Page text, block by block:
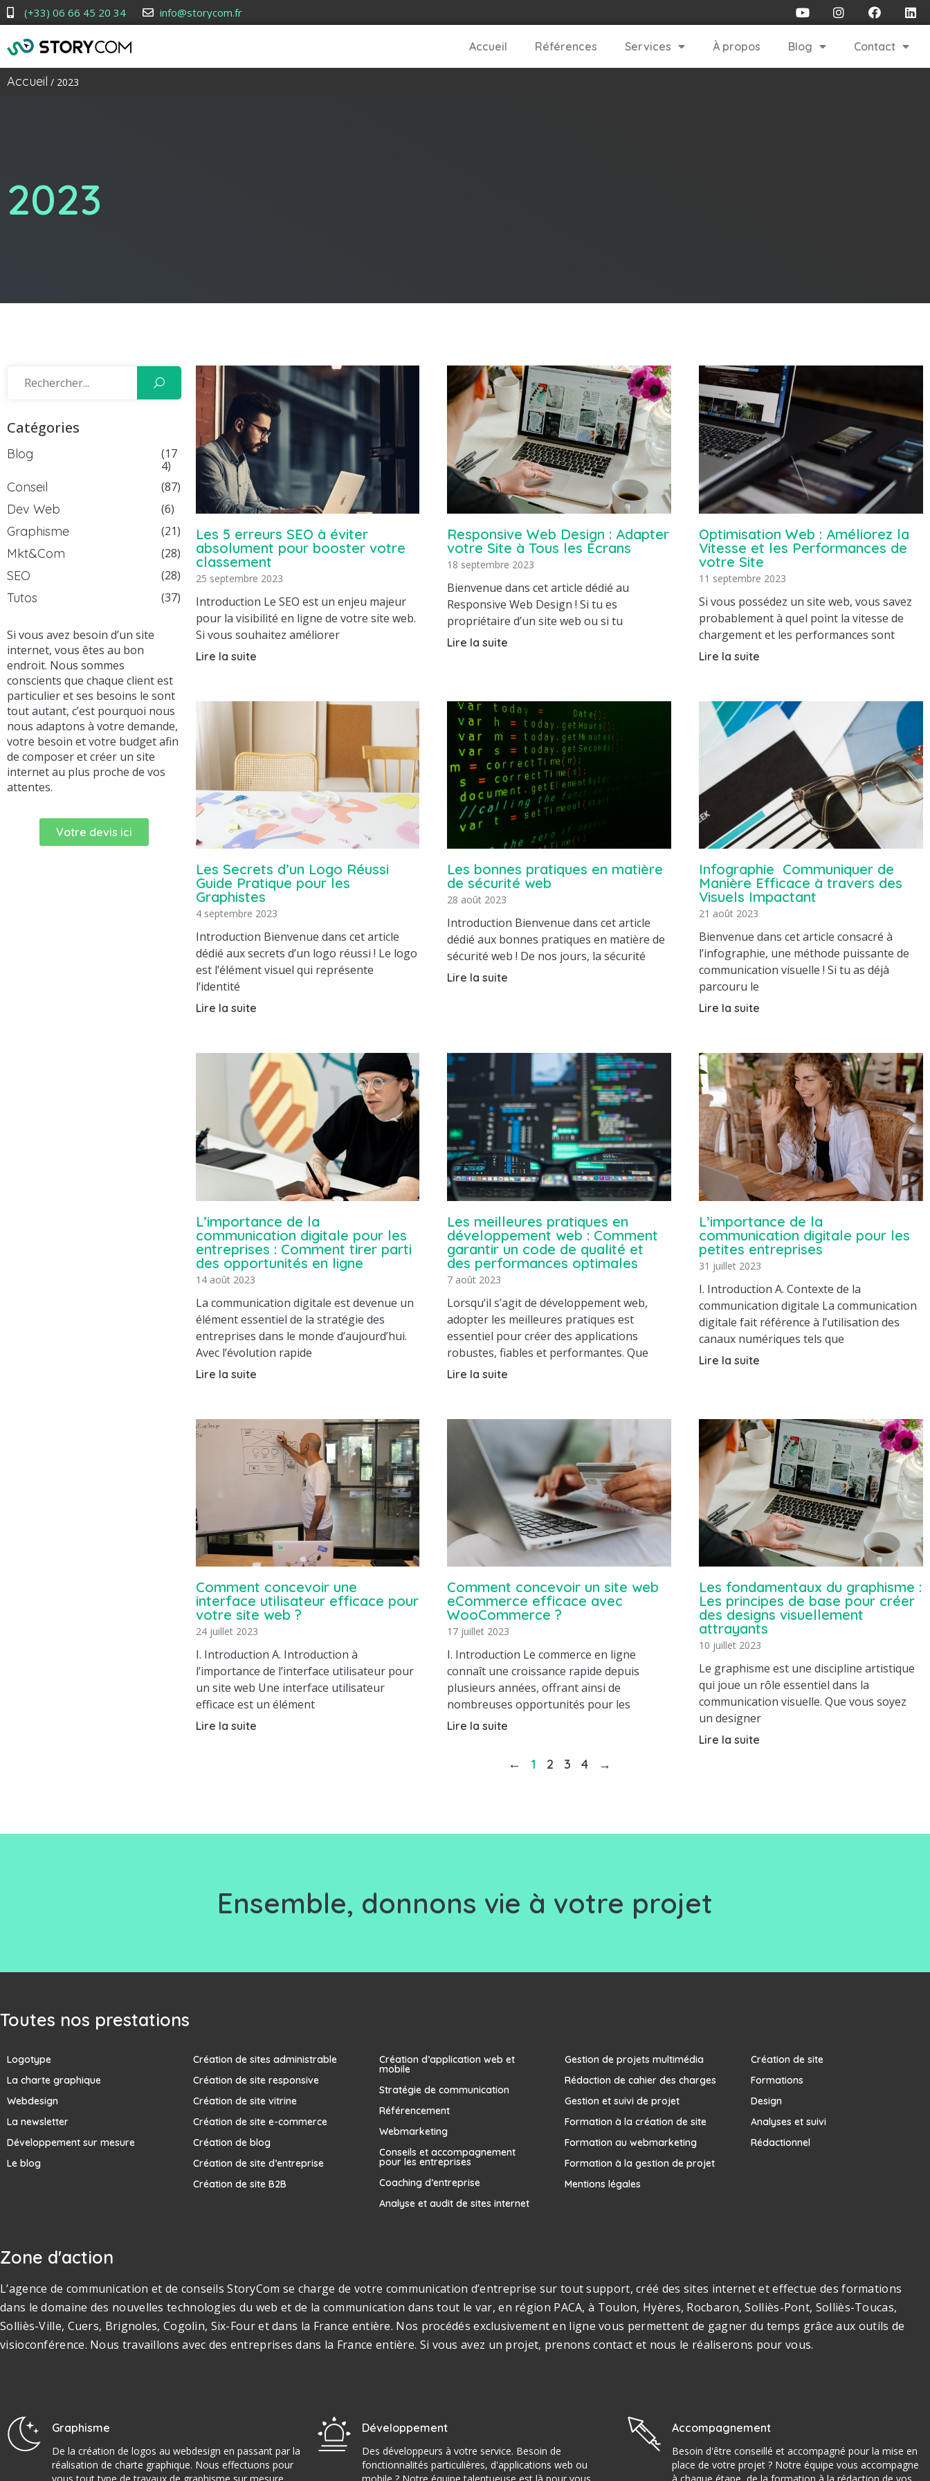
(+33) 06 66 45 20 34 info@storycom.fr
Accueil Références Services À propos Blog Contact
Accueil / 2023
2023
Catégories
Blog
(17
4)
Conseil (87)
Dev Web (6)
Graphisme (21)
Mkt&Com (28)
SEO (28)
Tutos (37)
Si vous avez besoin d’un site
internet, vous êtes au bon
endroit. Nous sommes
conscients que chaque client est
particulier et ses besoins le sont
tout autant, c’est pourquoi nous
nous adaptons à votre demande,
votre besoin et votre budget afin
de composer et créer un site
internet au plus proche de vos
attentes.
Votre devis ici
Les 5 erreurs SEO à éviter
absolument pour booster votre
classement
25 septembre 2023
Introduction Le SEO est un enjeu majeur
pour la visibilité en ligne de votre site web.
Si vous souhaitez améliorer
Lire la suite
Responsive Web Design : Adapter
votre Site à Tous les Écrans
18 septembre 2023
Bienvenue dans cet article dédié au
Responsive Web Design ! Si tu es
propriétaire d’un site web ou si tu
Lire la suite
Optimisation Web : Améliorez la
Vitesse et les Performances de
votre Site
11 septembre 2023
Si vous possédez un site web, vous savez
probablement à quel point la vitesse de
chargement et les performances sont
Lire la suite
Les Secrets d’un Logo Réussi
Guide Pratique pour les
Graphistes
4 septembre 2023
Introduction Bienvenue dans cet article
dédié aux secrets d’un logo réussi ! Le logo
est l’élément visuel qui représente
l’identité
Lire la suite
Les bonnes pratiques en matière
de sécurité web
28 août 2023
Introduction Bienvenue dans cet article
dédié aux bonnes pratiques en matière de
sécurité web ! De nos jours, la sécurité
Lire la suite
Infographie Communiquer de
Manière Efficace à travers des
Visuels Impactant
21 août 2023
Bienvenue dans cet article consacré à
l’infographie, une méthode puissante de
communication visuelle ! Si tu as déjà
parcouru le
Lire la suite
L’importance de la
communication digitale pour les
entreprises : Comment tirer parti
des opportunités en ligne
14 août 2023
La communication digitale est devenue un
élément essentiel de la stratégie des
entreprises dans le monde d’aujourd’hui.
Avec l’évolution rapide
Lire la suite
Les meilleures pratiques en
développement web : Comment
garantir un code de qualité et
des performances optimales
7 août 2023
Lorsqu’il s’agit de développement web,
adopter les meilleures pratiques est
essentiel pour créer des applications
robustes, fiables et performantes. Que
Lire la suite
L’importance de la
communication digitale pour les
petites entreprises
31 juillet 2023
I. Introduction A. Contexte de la
communication digitale La communication
digitale fait référence à l’utilisation des
canaux numériques tels que
Lire la suite
Comment concevoir une
interface utilisateur efficace pour
votre site web ?
24 juillet 2023
I. Introduction A. Introduction à
l’importance de l’interface utilisateur pour
un site web Une interface utilisateur
efficace est un élément
Lire la suite
Comment concevoir un site web
eCommerce efficace avec
WooCommerce ?
17 juillet 2023
I. Introduction Le commerce en ligne
connaît une croissance rapide depuis
plusieurs années, offrant ainsi de
nombreuses opportunités pour les
Lire la suite
Les fondamentaux du graphisme :
Les principes de base pour créer
des designs visuellement
attrayants
10 juillet 2023
Le graphisme est une discipline artistique
qui joue un rôle essentiel dans la
communication visuelle. Que vous soyez
un designer
Lire la suite
← 1 2 3 4 →
Ensemble, donnons vie à votre projet
Toutes nos prestations
Logotype
La charte graphique
Webdesign
La newsletter
Développement sur mesure
Le blog
Création de sites administrable
Création de site responsive
Création de site vitrine
Création de site e-commerce
Création de blog
Création de site d’entreprise
Création de site B2B
Création d’application web et
mobile
Stratégie de communication
Référencement
Webmarketing
Conseils et accompagnement
pour les entreprises
Coaching d’entreprise
Analyse et audit de sites internet
Gestion de projets multimédia
Rédaction de cahier des charges
Gestion et suivi de projet
Formation à la création de site
Formation au webmarketing
Formation à la gestion de projet
Mentions légales
Création de site
Formations
Design
Analyses et suivi
Rédactionnel
Zone d'action
L’agence de communication et de conseils StoryCom se charge de votre communication d’entreprise sur tout support, créé des sites internet et effectue des formations
dans le domaine des nouvelles technologies du web et de la communication dans tout le var, en région PACA, à Toulon, Hyères, Rocbaron, Solliès-Pont, Solliès-Toucas,
Solliès-Ville, Cuers, Brignoles, Cogolin, Six-Four et dans la France entière. Nos procédés exclusivement en ligne vous permettent de gagner du temps grâce aux outils de
visioconférence. Nous travaillons avec des entreprises dans la France entière. Si vous avez un projet, prenons contact et nous le réaliserons pour vous.
Graphisme
De la création de logos au webdesign en passant par la
réalisation de charte graphique. Nous effectuons pour
Développement
Des développeurs à votre service. Besoin de
fonctionnalités particulières, d'applications web ou
Accompagnement
Besoin d'être conseillé et accompagné pour la mise en
place de votre projet ? Notre équipe vous accompagne